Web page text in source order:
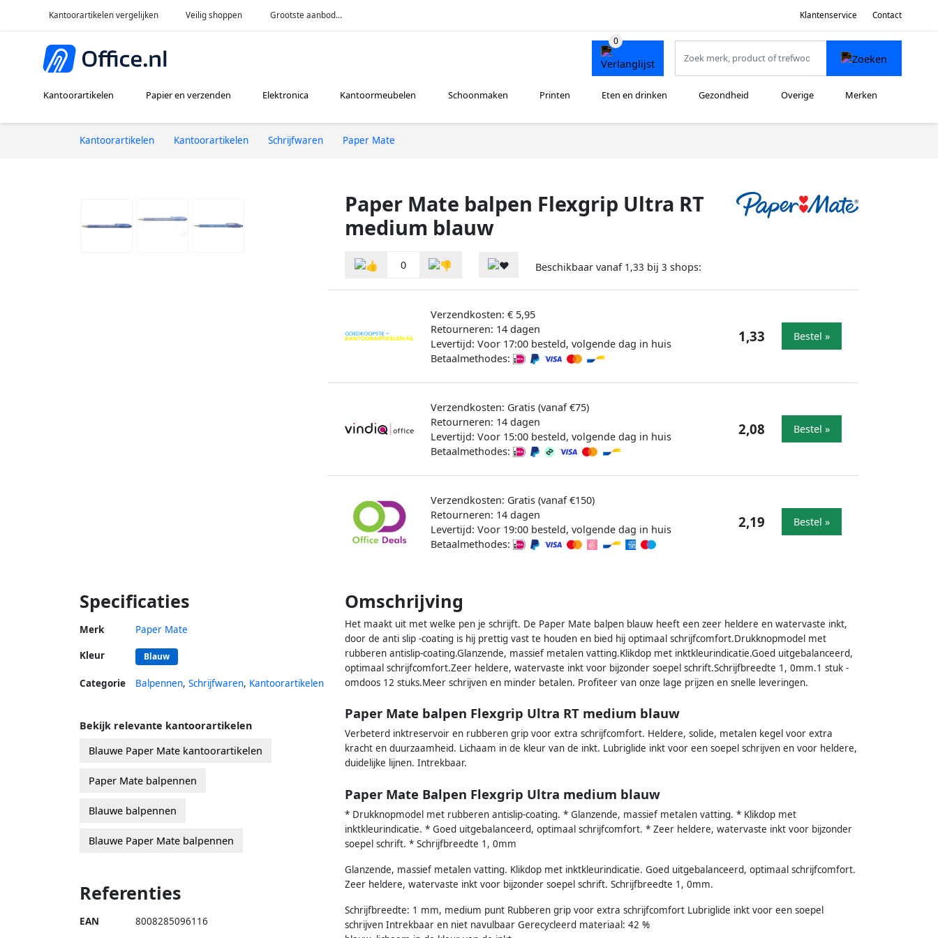
Kantoorartikelen vergelijken Veilig shoppen Grootste aanbod... Klantenservice Contact
Kantoorartikelen Papier en verzenden Elektronica Kantoormeubelen Schoonmaken Printen Eten en drinken Gezondheid Overige Merken
Kantoorartikelen Kantoorartikelen Schrijfwaren Paper Mate
Paper Mate balpen Flexgrip Ultra RT
medium blauw
0 Beschikbaar vanaf 1,33 bij 3 shops:
Verzendkosten: € 5,95
Retourneren: 14 dagen
Levertijd: Voor 17:00 besteld, volgende dag in huis
Betaalmethodes:
1,33 Bestel »
Verzendkosten: Gratis (vanaf €75)
Retourneren: 14 dagen
Levertijd: Voor 15:00 besteld, volgende dag in huis
Betaalmethodes:
2,08 Bestel »
Verzendkosten: Gratis (vanaf €150)
Retourneren: 14 dagen
Levertijd: Voor 19:00 besteld, volgende dag in huis
Betaalmethodes:
2,19 Bestel »
Specificaties
Merk Paper Mate
Kleur Blauw
Categorie Balpennen, Schrijfwaren, Kantoorartikelen
Omschrijving
Het maakt uit met welke pen je schrijft. De Paper Mate balpen blauw heeft een zeer heldere en watervaste inkt,
door de anti slip -coating is hij prettig vast te houden en bied hij optimaal schrijfcomfort.Drukknopmodel met
rubberen antislip-coating.Glanzende, massief metalen vatting.Klikdop met inktkleurindicatie.Goed uitgebalanceerd,
optimaal schrijfcomfort.Zeer heldere, watervaste inkt voor bijzonder soepel schrift.Schrijfbreedte 1, 0mm.1 stuk -
omdoos 12 stuks.Meer schrijven en minder betalen. Profiteer van onze lage prijzen en snelle leveringen.
Paper Mate balpen Flexgrip Ultra RT medium blauw
Verbeterd inktreservoir en rubberen grip voor extra schrijfcomfort. Heldere, solide, metalen kegel voor extra
kracht en duurzaamheid. Lichaam in de kleur van de inkt. Lubriglide inkt voor een soepel schrijven en voor heldere,
duidelijke lijnen. Intrekbaar.
Paper Mate Balpen Flexgrip Ultra medium blauw
* Drukknopmodel met rubberen antislip-coating. * Glanzende, massief metalen vatting. * Klikdop met
inktkleurindicatie. * Goed uitgebalanceerd, optimaal schrijfcomfort. * Zeer heldere, watervaste inkt voor bijzonder
soepel schrift. * Schrijfbreedte 1, 0mm
Glanzende, massief metalen vatting. Klikdop met inktkleurindicatie. Goed uitgebalanceerd, optimaal schrijfcomfort.
Zeer heldere, watervaste inkt voor bijzonder soepel schrift. Schrijfbreedte 1, 0mm.
Schrijfbreedte: 1 mm, medium punt Rubberen grip voor extra schrijfcomfort Lubriglide inkt voor een soepel
schrijven Intrekbaar en niet navulbaar Gerecycleerd materiaal: 42 %
Bekijk relevante kantoorartikelen
Blauwe Paper Mate kantoorartikelen
Paper Mate balpennen
Blauwe balpennen
Blauwe Paper Mate balpennen
Referenties
EAN 8008285096116